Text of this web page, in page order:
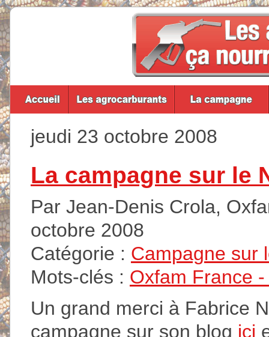
jeudi 23 octobre 2008
La campagne sur le
Par Jean-Denis Crola,
octobre 2008
Catégorie : Campagne sur
Mots-clés : Oxfam France -
Un grand merci à Fabrice
campagne sur son blog ici